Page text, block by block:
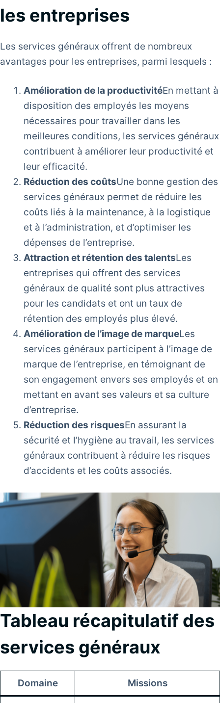
les entreprises
Les services généraux offrent de nombreux
avantages pour les entreprises, parmi lesquels :
Amélioration de la productivitéEn mettant à
disposition des employés les moyens
nécessaires pour travailler dans les
meilleures conditions, les services généraux
contribuent à améliorer leur productivité et
leur efficacité.
Réduction des coûtsUne bonne gestion des
services généraux permet de réduire les
coûts liés à la maintenance, à la logistique
et à l’administration, et d’optimiser les
dépenses de l’entreprise.
Attraction et rétention des talentsLes
entreprises qui offrent des services
généraux de qualité sont plus attractives
pour les candidats et ont un taux de
rétention des employés plus élevé.
Amélioration de l’image de marqueLes
services généraux participent à l’image de
marque de l’entreprise, en témoignant de
son engagement envers ses employés et en
mettant en avant ses valeurs et sa culture
d’entreprise.
Réduction des risquesEn assurant la
sécurité et l’hygiène au travail, les services
généraux contribuent à réduire les risques
d’accidents et les coûts associés.
Tableau récapitulatif des
services généraux
Domaine Missions